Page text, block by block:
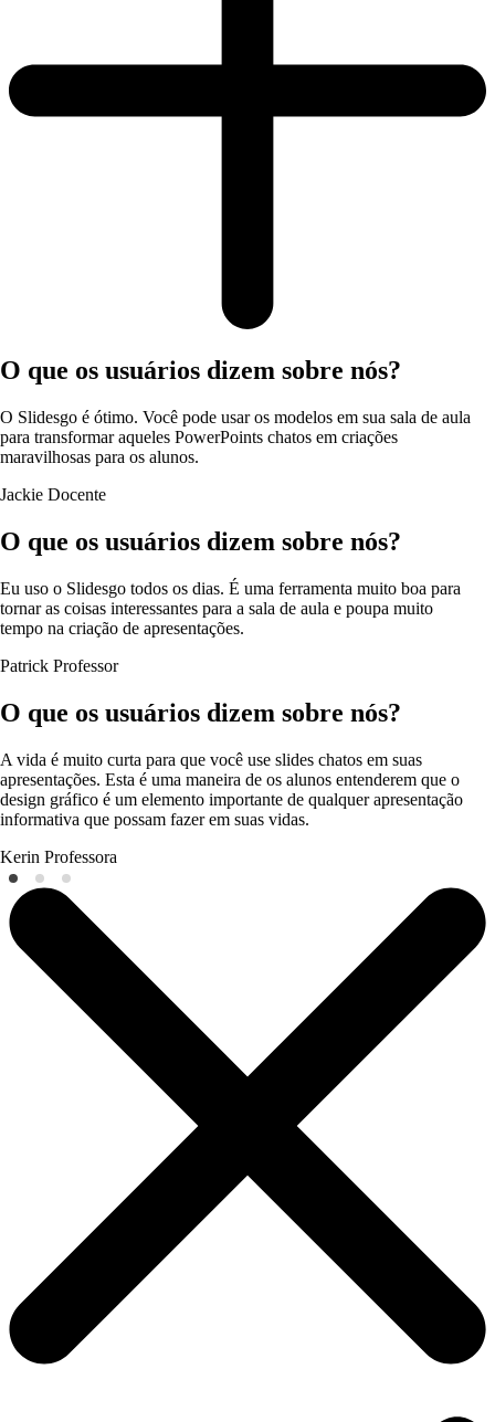
O que os usuários dizem sobre nós?
O Slidesgo é ótimo. Você pode usar os modelos em sua sala de aula
para transformar aqueles PowerPoints chatos em criações
maravilhosas para os alunos.
Jackie Docente
O que os usuários dizem sobre nós?
Eu uso o Slidesgo todos os dias. É uma ferramenta muito boa para
tornar as coisas interessantes para a sala de aula e poupa muito
tempo na criação de apresentações.
Patrick Professor
O que os usuários dizem sobre nós?
A vida é muito curta para que você use slides chatos em suas
apresentações. Esta é uma maneira de os alunos entenderem que o
design gráfico é um elemento importante de qualquer apresentação
informativa que possam fazer em suas vidas.
Kerin Professora